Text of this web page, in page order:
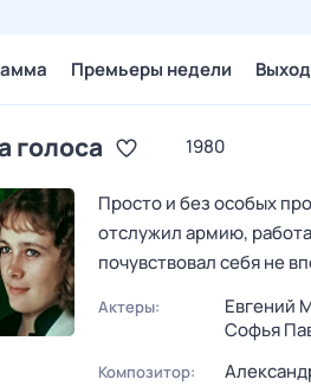
Премьеры недели
голоса 1980
Просто и без особых
отслужил армию,
почувствовал себя не
Актеры: Евгений
Софья
Композитор: